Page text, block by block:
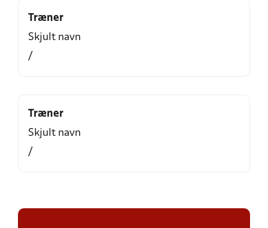
Træner
Skjult navn
/
Træner
Skjult navn
/